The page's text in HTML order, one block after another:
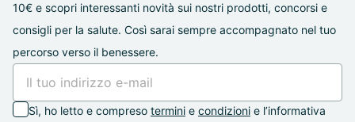
10€ e scopri interessanti novità sui nostri prodotti, concorsi e
consigli per la salute. Così sarai sempre accompagnato nel tuo
percorso verso il benessere.
Sì, ho letto e compreso termini e condizioni e l’informativa